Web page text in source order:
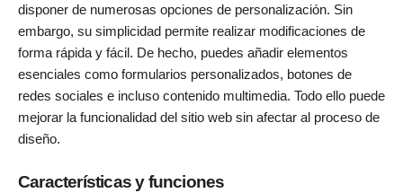
disponer de numerosas opciones de personalización. Sin
embargo, su simplicidad permite realizar modificaciones de
forma rápida y fácil. De hecho, puedes añadir elementos
esenciales como formularios personalizados, botones de
redes sociales e incluso contenido multimedia. Todo ello puede
mejorar la funcionalidad del sitio web sin afectar al proceso de
diseño.
Características y funciones